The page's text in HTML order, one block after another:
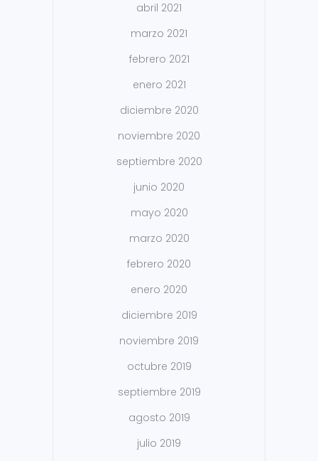
abril 2021
marzo 2021
febrero 2021
enero 2021
diciembre 2020
noviembre 2020
septiembre 2020
junio 2020
mayo 2020
marzo 2020
febrero 2020
enero 2020
diciembre 2019
noviembre 2019
octubre 2019
septiembre 2019
agosto 2019
julio 2019